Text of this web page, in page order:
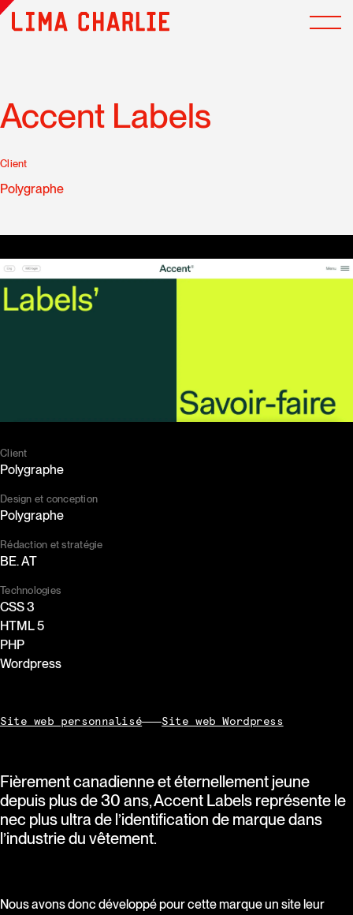
Accent Labels
Client
Polygraphe
Client
Polygraphe
Design et conception
Polygraphe
Rédaction et stratégie
BE. AT
Technologies
CSS 3
HTML 5
PHP
Wordpress
Site web personnalisé Site web Wordpress
Fièrement canadienne et éternellement jeune
depuis plus de 30 ans, Accent Labels représente le
nec plus ultra de l’identification de marque dans
l’industrie du vêtement.
Nous avons donc développé pour cette marque un site leur